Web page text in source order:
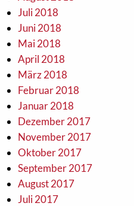
Juli 2018
Juni 2018
Mai 2018
April 2018
März 2018
Februar 2018
Januar 2018
Dezember 2017
November 2017
Oktober 2017
September 2017
August 2017
Juli 2017